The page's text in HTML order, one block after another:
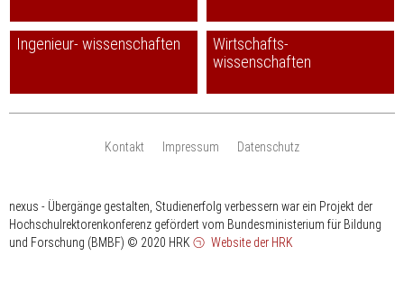
Ingenieur- wissenschaften
Wirtschafts-
wissenschaften
Kontakt Impressum Datenschutz
nexus - Übergänge gestalten, Studienerfolg verbessern war ein Projekt der
Hochschulrektorenkonferenz gefördert vom Bundesministerium für Bildung
und Forschung (BMBF) © 2020 HRK Website der HRK